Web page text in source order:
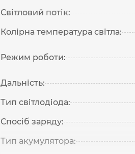
Світловий потік:
Колірна температура світла:
Режим роботи:
Дальність:
Тип світлодіода:
Спосіб заряду:
Тип акумулятора: